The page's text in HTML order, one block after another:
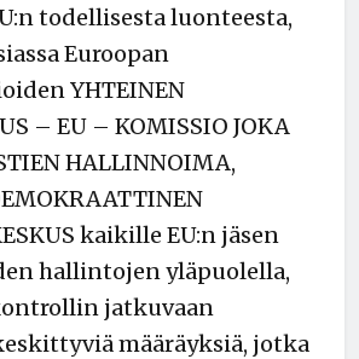
todellisesta luonteesta,
Euroopan
YHTEINEN
– EU – KOMISSIO JOKA
HALLINNOIMA,
kaikille EU:n jäsen
hallintojen yläpuolella,
jatkuvaan
määräyksiä, jotka